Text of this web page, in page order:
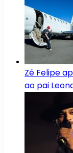
Zé Felipe
ao pai